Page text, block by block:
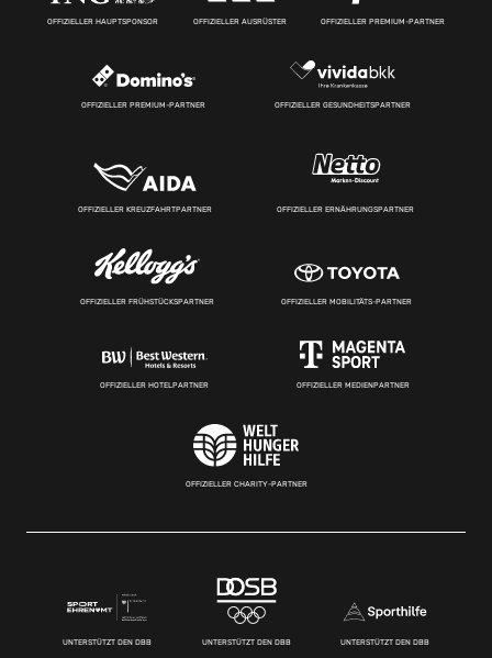
OFFIZIELLER HAUPTSPONSOR OFFIZIELLER AUSRÜSTER OFFIZIELLER PREMIUM-PARTNER
OFFIZIELLER PREMIUM-PARTNER OFFIZIELLER GESUNDHEITSPARTNER
OFFIZIELLER KREUZFAHRTPARTNER OFFIZIELLER ERNÄHRUNGSPARTNER
OFFIZIELLER FRÜHSTÜCKSPARTNER OFFIZIELLER MOBILITÄTS-PARTNER
OFFIZIELLER HOTELPARTNER OFFIZIELLER MEDIENPARTNER
OFFIZIELLER CHARITY-PARTNER
UNTERSTÜTZT DEN DBB UNTERSTÜTZT DEN DBB UNTERSTÜTZT DEN DBB